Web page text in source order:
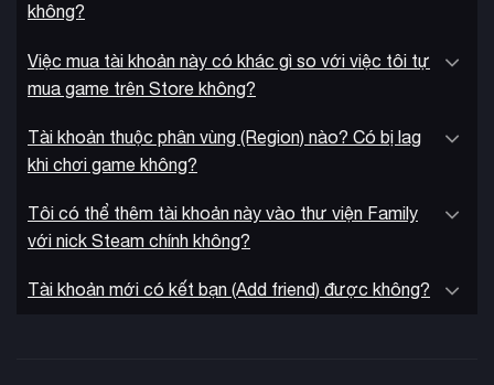
chúng tấn công căn cứ càng cao.
không?
Việc mua tài khoản này có khác gì so với việc tôi tự
mua game trên Store không?
Tài khoản thuộc phân vùng (Region) nào? Có bị lag
khi chơi game không?
Tôi có thể thêm tài khoản này vào thư viện Family
với nick Steam chính không?
Tài khoản mới có kết bạn (Add friend) được không?